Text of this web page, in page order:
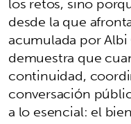
desde la que
acumulada por Albi
demuestra que
continuidad,
conversación
a lo esencial: el